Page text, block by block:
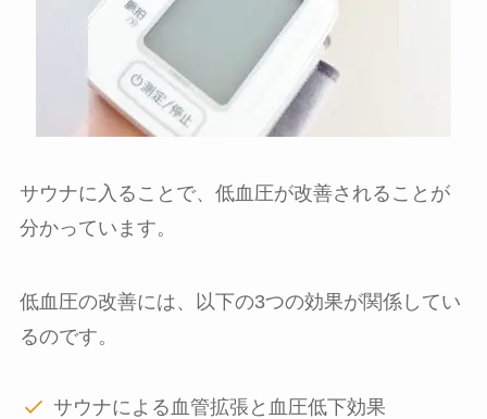
サウナに入ることで、低血圧が改善されることが
分かっています。
低血圧の改善には、以下の3つの効果が関係してい
るのです。
サウナによる血管拡張と血圧低下効果